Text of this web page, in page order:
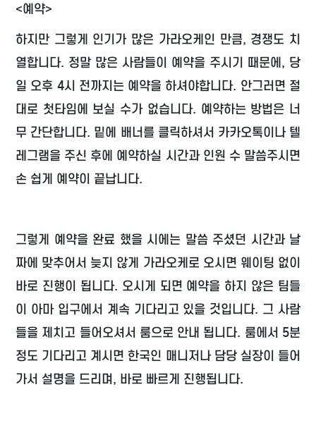
<예약>
하지만 그렇게 인기가 많은 가라오케인 만큼, 경쟁도 치
열합니다. 정말 많은 사람들이 예약을 주시기 때문에, 당
일 오후 4시 전까지는 예약을 하셔야합니다. 안그러면 절
대로 첫타임에 보실 수가 없습니다. 예약하는 방법은 너
무 간단합니다. 밑에 배너를 클릭하셔서 카카오톡이나 텔
레그램을 주신 후에 예약하실 시간과 인원 수 말씀주시면
손 쉽게 예약이 끝납니다.
그렇게 예약을 완료 했을 시에는 말씀 주셨던 시간과 날
짜에 맞추어서 늦지 않게 가라오케로 오시면 웨이팅 없이
바로 진행이 됩니다. 오시게 되면 예약을 하지 않은 팀들
이 아마 입구에서 계속 기다리고 있을 것입니다. 그 사람
들을 제치고 들어오셔서 룸으로 안내 됩니다. 룸에서 5분
정도 기다리고 계시면 한국인 매니저나 담당 실장이 들어
가서 설명을 드리며, 바로 빠르게 진행됩니다.